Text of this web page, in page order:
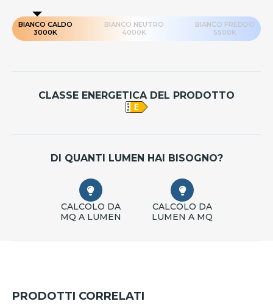
BIANCO CALDO
3000K
BIANCO NEUTRO
4000K
BIANCO FREDDO
5500K
CLASSE ENERGETICA DEL PRODOTTO
DI QUANTI LUMEN HAI BISOGNO?
CALCOLO DA
MQ A LUMEN
CALCOLO DA
LUMEN A MQ
PRODOTTI CORRELATI